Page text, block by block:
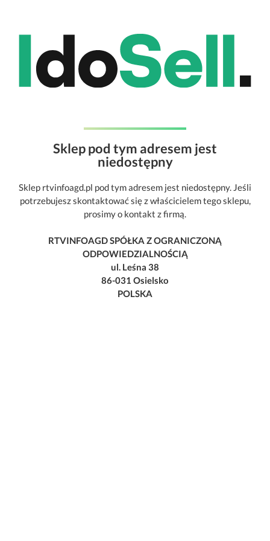
Sklep pod tym adresem jest
niedostępny
Sklep rtvinfoagd.pl pod tym adresem jest niedostępny. Jeśli
potrzebujesz skontaktować się z właścicielem tego sklepu,
prosimy o kontakt z firmą.
RTVINFOAGD SPÓŁKA Z OGRANICZONĄ
ODPOWIEDZIALNOŚCIĄ
ul. Leśna 38
86-031 Osielsko
POLSKA